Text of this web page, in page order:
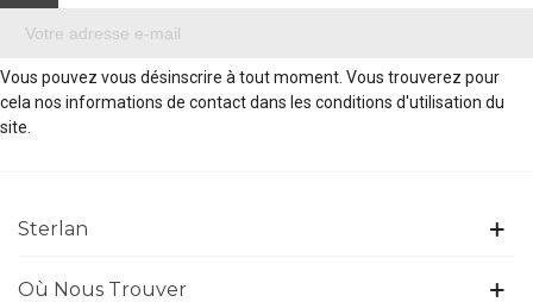
Vous pouvez vous désinscrire à tout moment. Vous trouverez pour
cela nos informations de contact dans les conditions d'utilisation du
site.
Sterlan
Où Nous Trouver